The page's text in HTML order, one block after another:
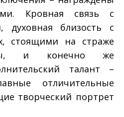
Кровная связь с
близость с
стоящими на страже
и конечно же
талант –
отличительные
творческий портрет